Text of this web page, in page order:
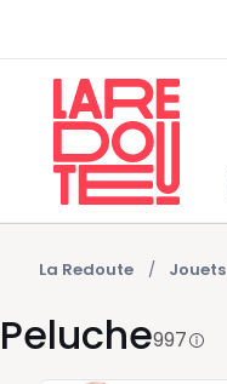
La Redoute Jouets
Peluche997